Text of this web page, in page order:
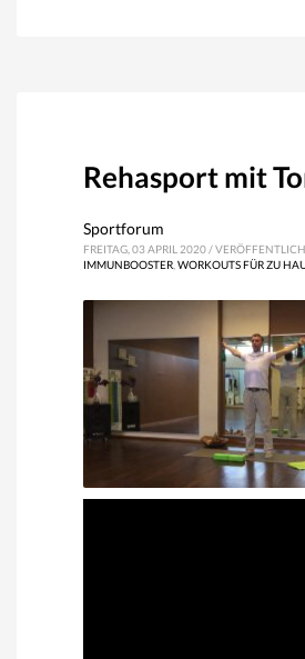
Rehasport mit
Sportforum
FREITAG, 03 APRIL 2020/
IMMUNBOOSTER WORKOUTS FÜR ZU